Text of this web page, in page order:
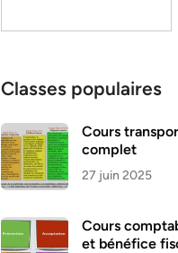
Classes populaires
Cours
complet
27 juin 2025
Cours
et bénéfice